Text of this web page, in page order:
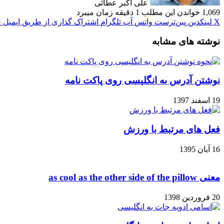
علی اکبر عطائی
1,069 خواندن این مطلب 1 دقیقه زمان میبرد
X لینکدین ‫پین‌ترست واتس آپ تلگرام اشتراک گذاری از طریق ایمیل
نوشته های مشابه
نوشتن آدرس به انگلیسی روی پاکت نامه
19 اسفند 1397
فعل های مرتبط با ورزش
16 آبان 1395
معنی as cool as the other side of the pillow
20 فروردین 1398